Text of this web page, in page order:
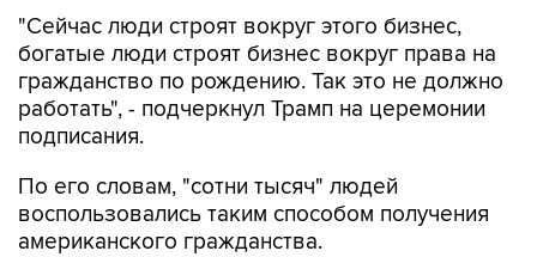
"Сейчас люди строят вокруг этого бизнес,
богатые люди строят бизнес вокруг права на
гражданство по рождению. Так это не должно
работать", - подчеркнул Трамп на церемонии
подписания.
По его словам, "сотни тысяч" людей
воспользовались таким способом получения
американского гражданства.